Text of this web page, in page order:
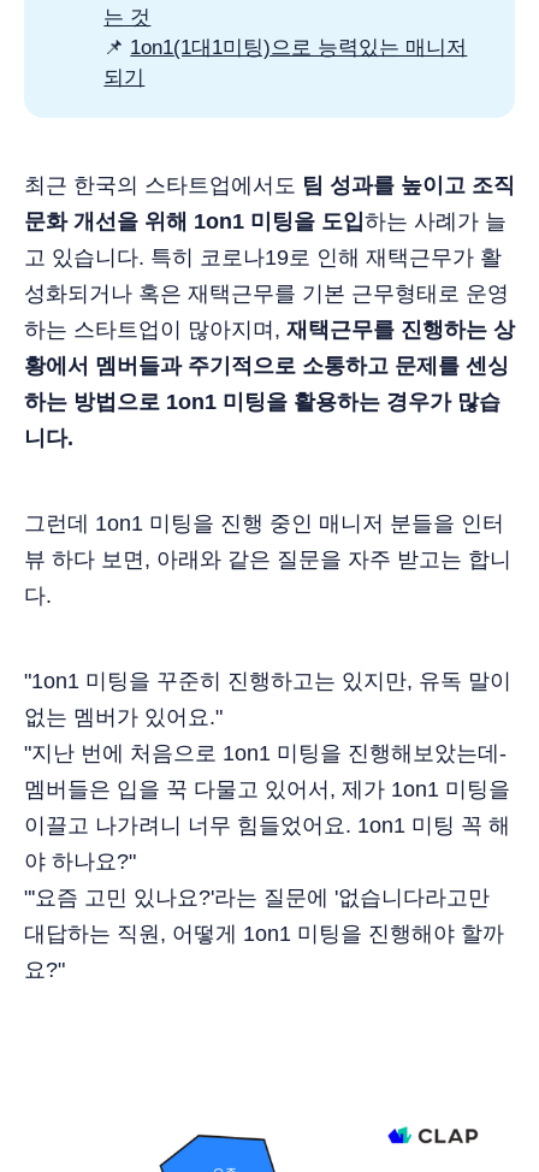
는 것
📌 1on1(1대1미팅)으로 능력있는 매니저
되기
최근 한국의 스타트업에서도 팀 성과를 높이고 조직
문화 개선을 위해 1on1 미팅을 도입하는 사례가 늘
고 있습니다. 특히 코로나19로 인해 재택근무가 활
성화되거나 혹은 재택근무를 기본 근무형태로 운영
하는 스타트업이 많아지며, 재택근무를 진행하는 상
황에서 멤버들과 주기적으로 소통하고 문제를 센싱
하는 방법으로 1on1 미팅을 활용하는 경우가 많습
니다.
그런데 1on1 미팅을 진행 중인 매니저 분들을 인터
뷰 하다 보면, 아래와 같은 질문을 자주 받고는 합니
다.
"1on1 미팅을 꾸준히 진행하고는 있지만, 유독 말이
없는 멤버가 있어요."
"지난 번에 처음으로 1on1 미팅을 진행해보았는데-
멤버들은 입을 꾹 다물고 있어서, 제가 1on1 미팅을
이끌고 나가려니 너무 힘들었어요. 1on1 미팅 꼭 해
야 하나요?"
"'요즘 고민 있나요?'라는 질문에 '없습니다라고만
대답하는 직원, 어떻게 1on1 미팅을 진행해야 할까
요?"